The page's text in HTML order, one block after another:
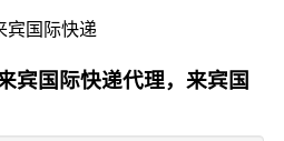
宾国际快递代理，来宾国